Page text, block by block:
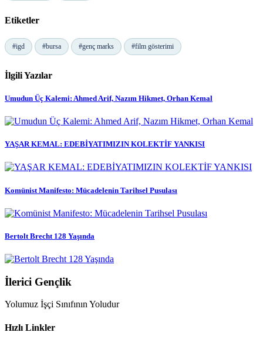
Etiketler
#igd #bursa #genç marks #film gösterimi
İlgili Yazılar
Umudun Üç Kalemi: Ahmed Arif, Nazım Hikmet, Orhan Kemal
YAŞAR KEMAL: EDEBİYATIMIZIN KOLEKTİF YANKISI
Komünist Manifesto: Mücadelenin Tarihsel Pusulası
Bertolt Brecht 128 Yaşında
İlerici Gençlik
Yolumuz İşçi Sınıfının Yoludur
Hızlı Linkler